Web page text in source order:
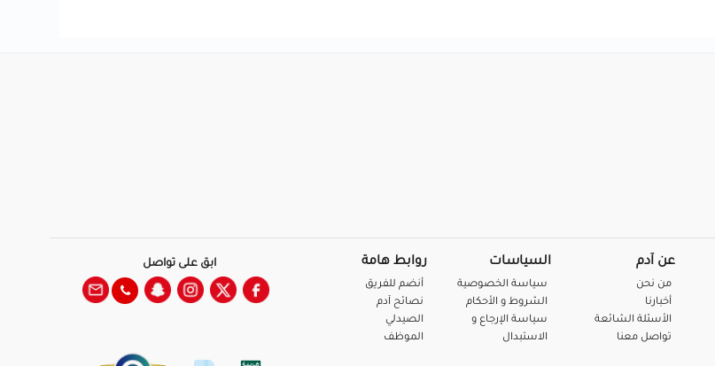
عن آدم
من نحن
أخبارنا
الأسئلة الشائعة
تواصل معنا
السياسات
سياسة الخصوصية
الشروط و الأحكام
سياسة الإرجاع و
الاستبدال
روابط هامة
أنضم للفريق
نصائح آدم
الصيدلي
الموظف
ابق على تواصل